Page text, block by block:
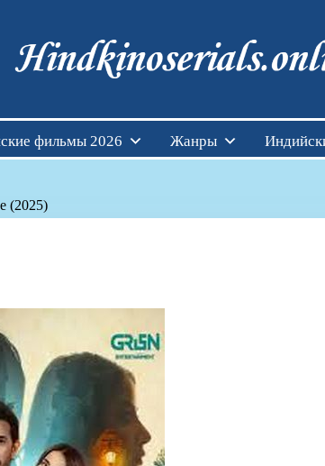
Индийские
фильмы 2026 Жанры
(2025)